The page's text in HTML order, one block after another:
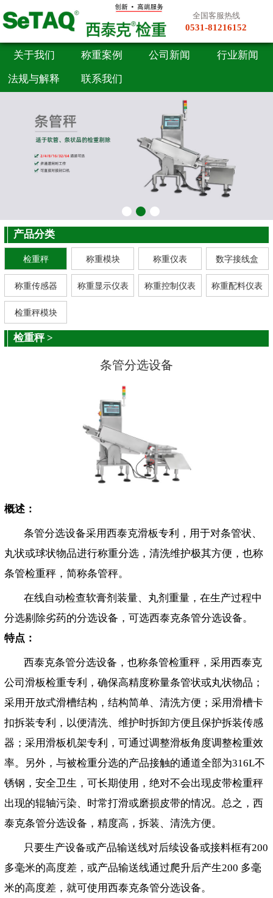
全国客服热线
0531-81216152
关于我们 称重案例 公司新闻 行业新闻
法规与解释 联系我们
产品分类
检重秤 称重模块 称重仪表 数字接线盒
称重传感器 称重显示仪表 称重控制仪表 称重配料仪表
检重秤模块
检重秤 >
条管分选设备
概述：
条管分选设备采用西泰克滑板专利，用于对条管状、
丸状或球状物品进行称重分选，清洗维护极其方便，也称
条管检重秤，简称条管秤。
在线自动检查软膏剂装量、丸剂重量，在生产过程中
分选剔除劣药的分选设备，可选西泰克条管分选设备。
特点：
西泰克条管分选设备，也称条管检重秤，采用西泰克
公司滑板检重专利，确保高精度称量条管状或丸状物品；
采用开放式滑槽结构，结构简单、清洗方便；采用滑槽卡
扣拆装专利，以便清洗、维护时拆卸方便且保护拆装传感
器；采用滑板机架专利，可通过调整滑板角度调整检重效
率。另外，与被检重分选的产品接触的通道全部为316L不
锈钢，安全卫生，可长期使用，绝对不会出现皮带检重秤
出现的辊轴污染、时常打滑或磨损皮带的情况。总之，西
泰克条管分选设备，精度高，拆装、清洗方便。
只要生产设备或产品输送线对后续设备或接料框有200
多毫米的高度差，或产品输送线通过爬升后产生200 多毫
米的高度差，就可使用西泰克条管分选设备。